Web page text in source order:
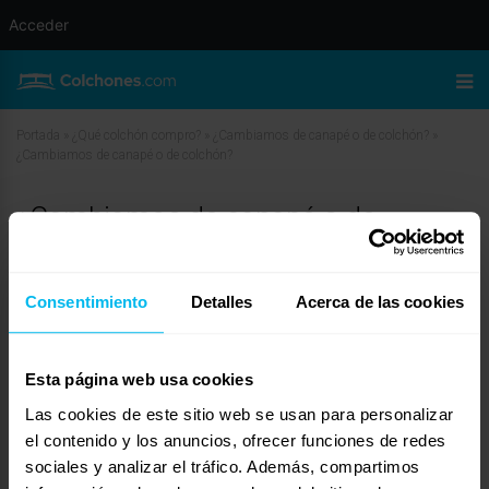
Consentimiento Detalles Acerca de las cookies
Esta página web usa cookies
Las cookies de este sitio web se usan para personalizar
el contenido y los anuncios, ofrecer funciones de redes
sociales y analizar el tráfico. Además, compartimos
¿Cambiamos de canapé o de
marzo 29, 2010 a las 12:28 pm
#11739
No he entendido muy bien, si has comprado el colchon recientemente o lo
tienes ya 10 años…
Supongo que te refieres a que tenías uno en el que has dormido bien durante
Acceder